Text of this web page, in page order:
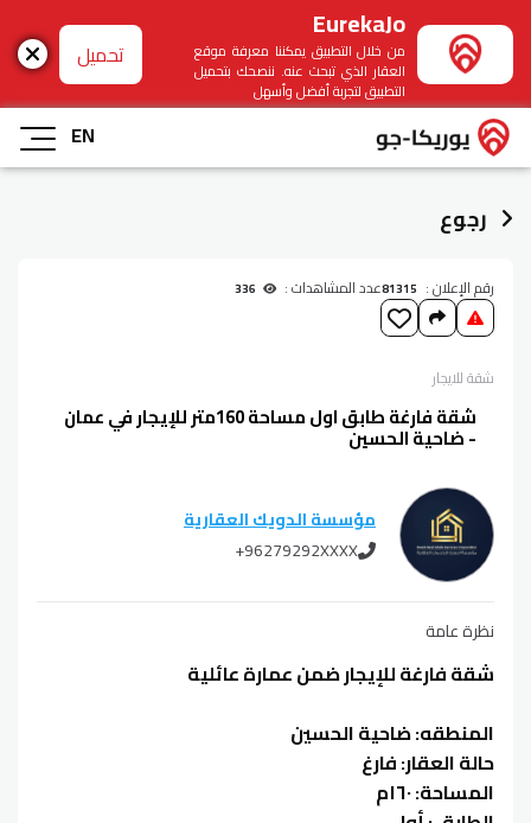
EurekaJo
من خلال التطبيق يمكننا معرفة موقع
العقار الذي تبحث عنه. ننصحك بتحميل
التطبيق لتجربة أفضل وأسهل
تحميل
EN
رجوع
رقم الإعلان : 81315عدد المشاهدات :
شقةللايجار
شقة فارغة طابق اول مساحة 160متر للإيجار في عمان
- ضاحية الحسين
مؤسسة الدويك العقارية
+96279292XXXX
نظرة عامة
شقة فارغة للإيجار ضمن عمارة عائلية
المنطقه: ضاحية الحسين
حالة العقار: فارغ
المساحة: ١٦٠م